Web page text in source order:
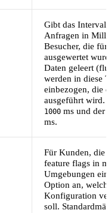
Gibt das
Anfragen in
Besucher, die für
ausgewertet
Daten geleert
werden in diese
einbezogen, die
ausgeführt wird.
1000 ms und der
ms.
Für Kunden, die
feature flags in
Umgebungen
Option an,
Konfiguration
soll.